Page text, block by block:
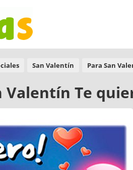
San Valentín Para San
Valentín Te